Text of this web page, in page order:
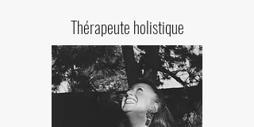
Thérapeute holistique